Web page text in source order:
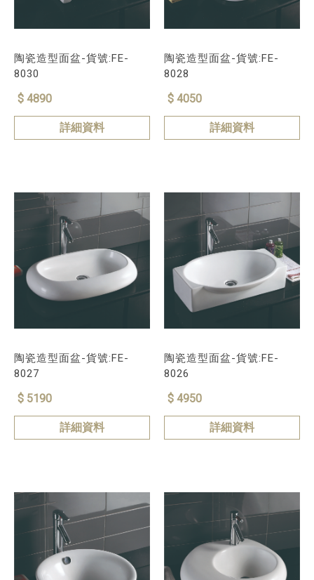
陶瓷造型面盆-貨號:FE-
8030
$ 4890
詳細資料
陶瓷造型面盆-貨號:FE-
8028
$ 4050
詳細資料
陶瓷造型面盆-貨號:FE-
8027
$ 5190
詳細資料
陶瓷造型面盆-貨號:FE-
8026
$ 4950
詳細資料